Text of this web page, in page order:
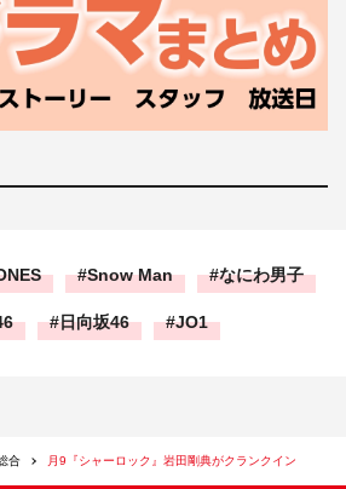
Snow Man なにわ男子
日向坂46 JO1
合 月9『シャーロック』岩田剛典がクランクイン